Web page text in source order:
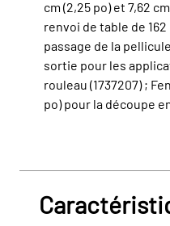
cm (2,25 po) et 7,62
renvoi de table de
passage de la
sortie pour les
rouleau (1737207) ;
po) pour la découpe